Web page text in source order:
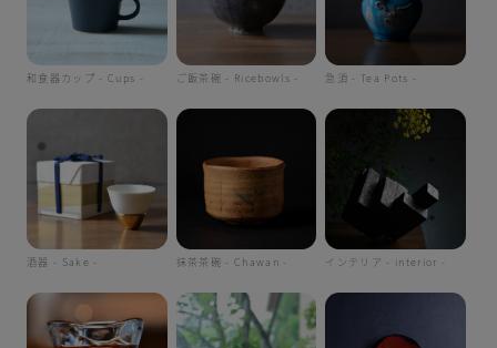
和食器カップ - Cups - ご飯茶碗 - Ricebowls - 急須 - Tea Pots -
酒器 - Sake - 抹茶茶碗 - Chawan - インテリア - interior -